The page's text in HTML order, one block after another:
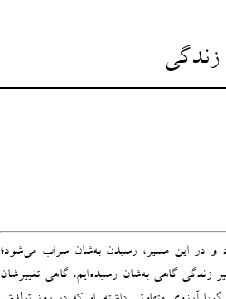
زندگی
و در این مسیر، رسیدن به‌شان سراب می‌شود؛
زندگی گاهی به‌شان رسیده‌ایم، گاهی تغییرشان